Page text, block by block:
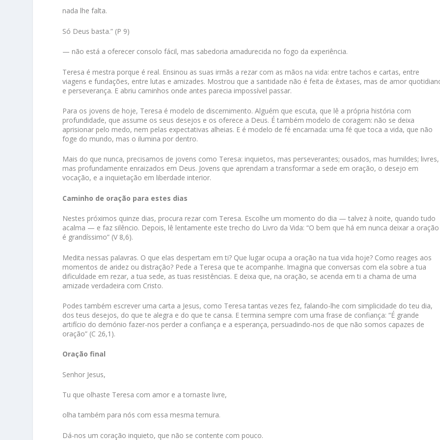
nada lhe falta.
Só Deus basta.” (P 9)
— não está a oferecer consolo fácil, mas sabedoria amadurecida no fogo da experiência.
Teresa é mestra porque é real. Ensinou as suas irmãs a rezar com as mãos na vida: entre tachos e cartas, entre
viagens e fundações, entre lutas e amizades. Mostrou que a santidade não é feita de êxtases, mas de amor
e perseverança. E abriu caminhos onde antes parecia impossível passar.
Para os jovens de hoje, Teresa é modelo de discernimento. Alguém que escuta, que lê a própria história com
profundidade, que assume os seus desejos e os oferece a Deus. É também modelo de coragem: não se deixa
aprisionar pelo medo, nem pelas expectativas alheias. E é modelo de fé encarnada: uma fé que toca a vida, que não
foge do mundo, mas o ilumina por dentro.
Mais do que nunca, precisamos de jovens como Teresa: inquietos, mas perseverantes; ousados, mas humildes; livres,
mas profundamente enraizados em Deus. Jovens que aprendam a transformar a sede em oração, o desejo em
vocação, e a inquietação em liberdade interior.
Caminho de oração para estes dias
Nestes próximos quinze dias, procura rezar com Teresa. Escolhe um momento do dia — talvez à noite, quando tudo
acalma — e faz silêncio. Depois, lê lentamente este trecho do Livro da Vida: “O bem que há em nunca deixar a oração
é grandíssimo” (V 8,6).
Medita nessas palavras. O que elas despertam em ti? Que lugar ocupa a oração na tua vida hoje? Como reages aos
momentos de aridez ou distração? Pede a Teresa que te acompanhe. Imagina que conversas com ela sobre a tua
dificuldade em rezar, a tua sede, as tuas resistências. E deixa que, na oração, se acenda em ti a chama de uma
amizade verdadeira com Cristo.
Podes também escrever uma carta a Jesus, como Teresa tantas vezes fez, falando-lhe com simplicidade do teu dia,
dos teus desejos, do que te alegra e do que te cansa. E termina sempre com uma frase de confiança: “É grande
artifício do demónio fazer-nos perder a confiança e a esperança, persuadindo-nos de que não somos capazes de
oração” (C 26,1).
Oração final
Senhor Jesus,
Tu que olhaste Teresa com amor e a tornaste livre,
olha também para nós com essa mesma ternura.
Dá-nos um coração inquieto, que não se contente com pouco.